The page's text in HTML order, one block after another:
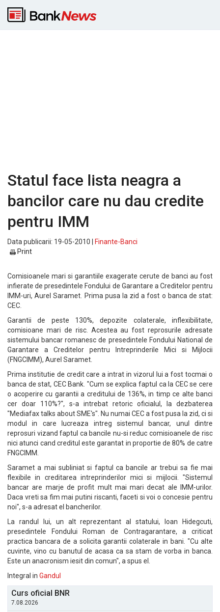
Statul face lista neagra a
bancilor care nu dau credite
pentru IMM
Data publicarii: 19-05-2010 |
Finante-Banci
Print
Comisioanele mari si garantiile exagerate cerute de banci au fost
infierate de presedintele Fondului de Garantare a Creditelor pentru
IMM-uri, Aurel Saramet. Prima pusa la zid a fost o banca de stat:
CEC.
Garantii de peste 130%, depozite colaterale, inflexibilitate,
comisioane mari de risc. Acestea au fost reprosurile adresate
sistemului bancar romanesc de presedintele Fondului National de
Garantare a Creditelor pentru Intreprinderile Mici si Mijlocii
(FNGCIMM), Aurel Saramet.
Prima institutie de credit care a intrat in vizorul lui a fost tocmai o
banca de stat, CEC Bank. "Cum se explica faptul ca la CEC se cere
o acoperire cu garantii a creditului de 136%, in timp ce alte banci
cer doar 110%?", s-a intrebat retoric oficialul, la dezbaterea
"Mediafax talks about SME's". Nu numai CEC a fost pusa la zid, ci si
modul in care lucreaza intreg sistemul bancar, unul dintre
reprosuri vizand faptul ca bancile nu-si reduc comisioanele de risc
nici atunci cand creditul este garantat in proportie de 80% de catre
FNGCIMM.
Saramet a mai subliniat si faptul ca bancile ar trebui sa fie mai
flexibile in creditarea intreprinderilor mici si mijlocii. "Sistemul
bancar are marje de profit mult mai mari decat ale IMM-urilor.
Daca vreti sa fim mai putini riscanti, faceti si voi o concesie pentru
noi", s-a adresat el bancherilor.
La randul lui, un alt reprezentant al statului, Ioan Hidegcuti,
presedintele Fondului Roman de Contragarantare, a criticat
practica bancara de a solicita garantii colaterale in bani. "Cu alte
cuvinte, vino cu banutul de acasa ca sa stam de vorba in banca.
Este un anacronism iesit din comun", a spus el.
Integral in Gandul
Curs oficial BNR
7.08.2026